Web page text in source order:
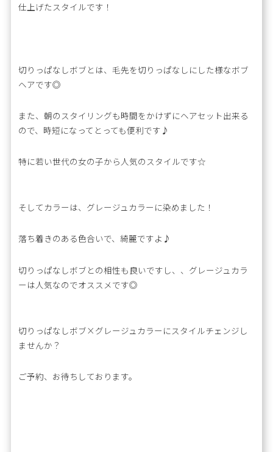
仕上げたスタイルです！
切りっぱなしボブとは、毛先を切りっぱなしにした様なボブ
ヘアです◎
また、朝のスタイリングも時間をかけずにヘアセット出来る
ので、時短になってとっても便利です♪
特に若い世代の女の子から人気のスタイルです☆
そしてカラーは、グレージュカラーに染めました！
落ち着きのある色合いで、綺麗ですよ♪
切りっぱなしボブとの相性も良いですし、、グレージュカラ
ーは人気なのでオススメです◎
切りっぱなしボブ×グレージュカラーにスタイルチェンジし
ませんか？
ご予約、お待ちしております。